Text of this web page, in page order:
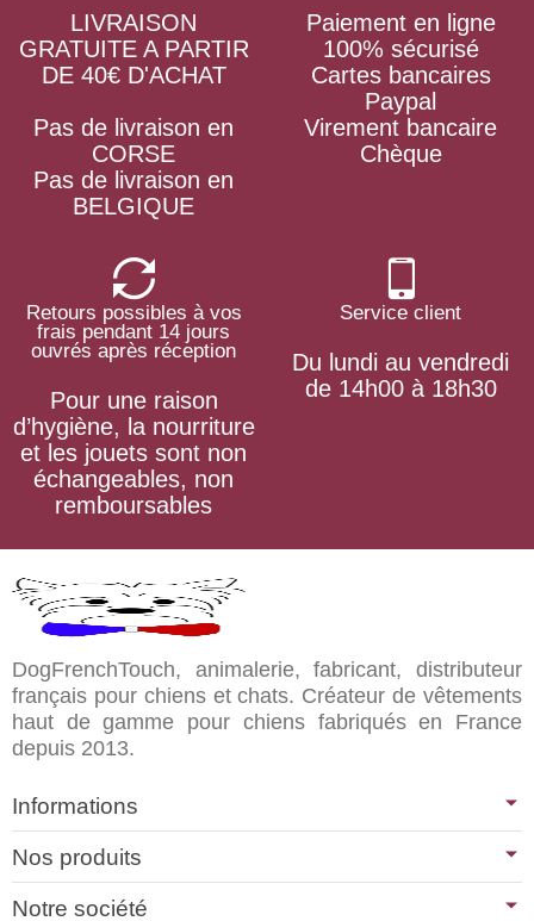
LIVRAISON
GRATUITE A PARTIR
DE 40€ D'ACHAT
Pas de livraison en
CORSE
Pas de livraison en
BELGIQUE
Paiement en ligne
100% sécurisé
Cartes bancaires
Paypal
Virement bancaire
Chèque
Retours possibles à vos
frais pendant 14 jours
ouvrés après réception
Pour une raison
d’hygiène, la nourriture
et les jouets sont non
échangeables, non
remboursables
Service client
Du lundi au vendredi
de 14h00 à 18h30
DogFrenchTouch, animalerie, fabricant, distributeur
français pour chiens et chats. Créateur de vêtements
haut de gamme pour chiens fabriqués en France
depuis 2013.
Informations
Nos produits
Notre société